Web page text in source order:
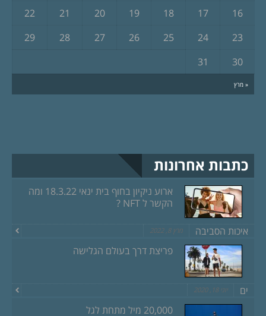
« מרץ
16
17
18
19
20
21
22
23
24
25
26
27
28
29
30
31
כתבות אחרונות
ארוע ניקיון בחוף בית ינאי 18.3.22 ומה
הקשר ל NFT ?
איכות הסביבה מרץ 8, 2022
פריצת דרך בעולם הגלישה
ים יוני 18, 2020
20,000 מיל מתחת לגל